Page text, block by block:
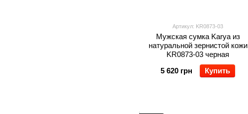
Артикул: KR0873-03
Мужская сумка Karya из
натуральной зернистой кожи
KR0873-03 черная
5 620 грн
Купить